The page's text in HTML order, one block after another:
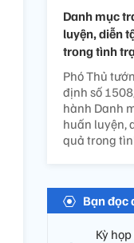
Danh mục
luyện, diễn
trong tình
Phó Thủ
định số
hành Danh
huấn luyện,
quả trong
Bạn đọc
Kỳ